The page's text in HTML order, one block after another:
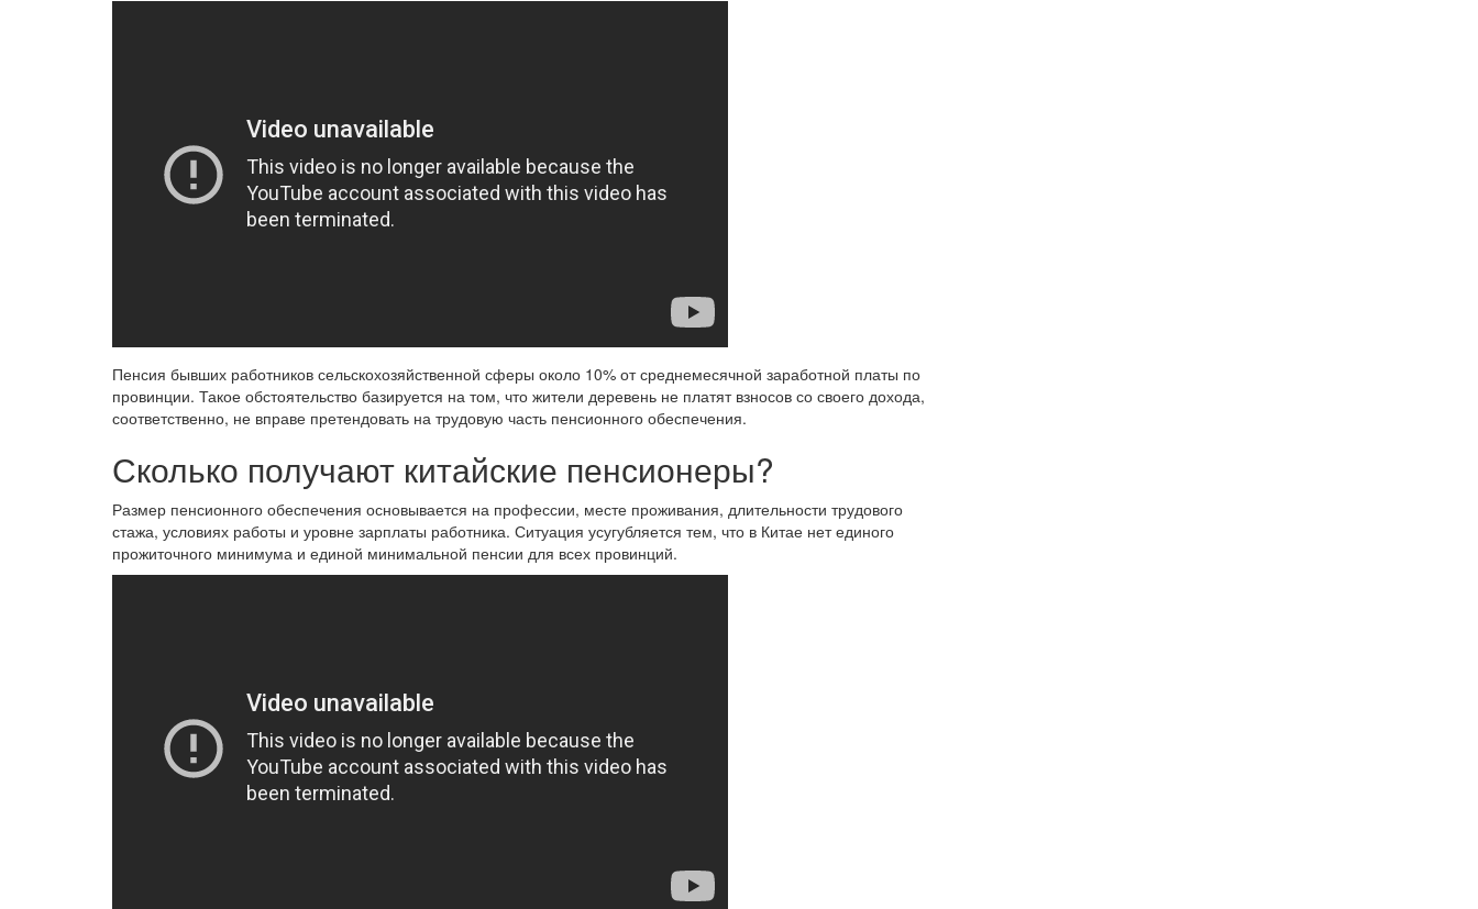
Пенсия бывших работников сельскохозяйственной сферы около 10% от среднемесячной заработной платы по
провинции. Такое обстоятельство базируется на том, что жители деревень не платят взносов со своего дохода,
соответственно, не вправе претендовать на трудовую часть пенсионного обеспечения.
Сколько получают китайские пенсионеры?
Размер пенсионного обеспечения основывается на профессии, месте проживания, длительности трудового
стажа, условиях работы и уровне зарплаты работника. Ситуация усугубляется тем, что в Китае нет единого
прожиточного минимума и единой минимальной пенсии для всех провинций.